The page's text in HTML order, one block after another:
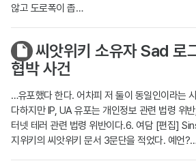
않고 도로폭이 좁…
씨앗위키 소유자 Sad 로
협박 사건
…유포했다 한다. 어차피 저 둘이 동일인이라는
다하지만 IP, UA 유포는 개인정보 관련 법령 위
터넷 테러 관련 법령 위반이다.6. 여담 [편집]
지위키의 씨앗위키 문서 3문단을 적었다. 예언